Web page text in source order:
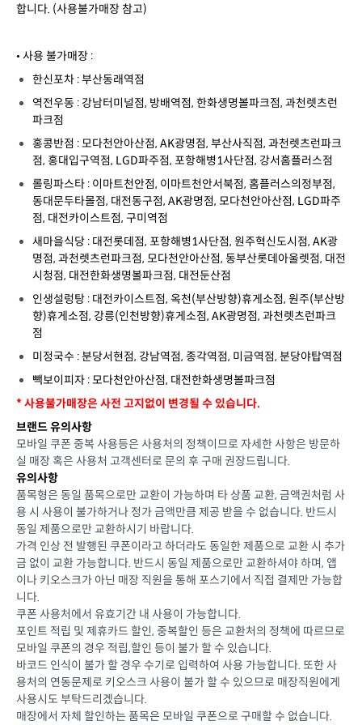
합니다. (사용불가매장 참고)
• 사용 불가매장 :
한신포차 : 부산동래역점
역전우동 : 강남터미널점, 방배역점, 한화생명볼파크점, 과천렛츠런
파크점
홍콩반점 : 모다천안아산점, AK광명점, 부산사직점, 과천렛츠런파크
점, 홍대입구역점, LGD파주점, 포항해병1사단점, 강서홈플러스점
롤링파스타 : 이마트천안점, 이마트천안서북점, 홈플러스의정부점,
동대문두타몰점, 대전동구점, AK광명점, 모다천안아산점, LGD파주
점, 대전카이스트점, 구미역점
새마을식당 : 대전롯데점, 포항해병1사단점, 원주혁신도시점, AK광
명점, 과천렛츠런파크점, 모다천안아산점, 동부산롯데아울렛점, 대전
시청점, 대전한화생명볼파크점, 대전둔산점
인생설렁탕 : 대전카이스트점, 옥천(부산방향)휴게소점, 원주(부산방
향)휴게소점, 강릉(인천방향)휴게소점, AK광명점, 과천렛츠런파크
점
미정국수 : 분당서현점, 강남역점, 종각역점, 미금역점, 분당야탑역점
빽보이피자 : 모다천안아산점, 대전한화생명볼파크점
* 사용불가매장은 사전 고지없이 변경될 수 있습니다.
브랜드 유의사항
모바일 쿠폰 중복 사용등은 사용처의 정책이므로 자세한 사항은 방문하
실 매장 혹은 사용처 고객센터로 문의 후 구매 권장드립니다.
유의사항
품목형은 동일 품목으로만 교환이 가능하며 타 상품 교환, 금액권처럼 사
용 시 사용이 불가하거나 정가 금액만큼 제공 받을 수 없습니다. 반드시
동일 제품으로만 교환하시기 바랍니다.
가격 인상 전 발행된 쿠폰이라고 하더라도 동일한 제품으로 교환 시 추가
금 없이 교환 가능합니다. 반드시 동일 제품으로만 교환하셔야 하며, 앱
이나 키오스크가 아닌 매장 직원을 통해 포스기에서 직접 결제만 가능합
니다.
쿠폰 사용처에서 유효기간 내 사용이 가능합니다.
포인트 적립 및 제휴카드 할인, 중복할인 등은 교환처의 정책에 따르므로
모바일 쿠폰의 경우 적립,할인 등이 불가 할 수 있습니다.
바코드 인식이 불가 할 경우 수기로 입력하여 사용 가능합니다. 또한 사
용처의 연동문제로 키오스크 사용이 불가 할 수 있으므로 매장직원에게
사용시도 부탁드리겠습니다.
매장에서 자체 할인하는 품목은 모바일 쿠폰으로 구매할 수 없습니다.